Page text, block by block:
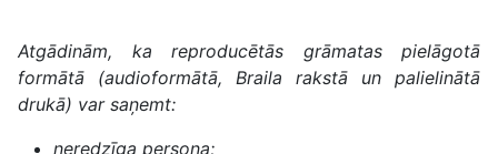
Atgādinām, ka reproducētās grāmatas pielāgotā
formātā (audioformātā, Braila rakstā un palielinātā
drukā) var saņemt:
neredzīga persona;